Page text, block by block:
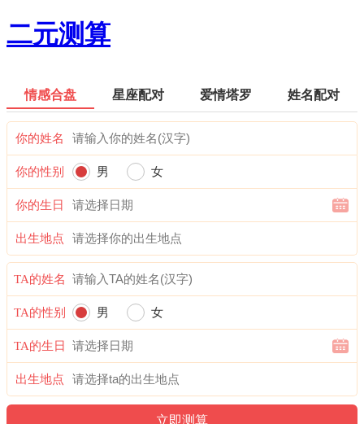
二元测算
情感合盘 星座配对 爱情塔罗 姓名配对
你的姓名
你的性别 男 女
你的生日
出生地点
TA的姓名
TA的性别 男 女
TA的生日
出生地点